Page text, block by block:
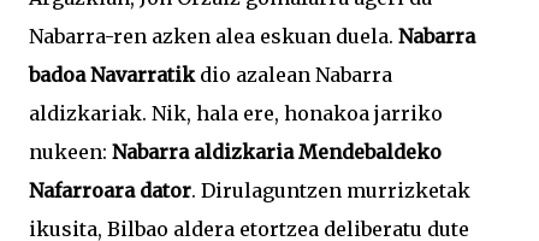
Nabarra-ren azken alea eskuan duela. Nabarra
badoa Navarratikdio azalean Nabarra
aldizkariak. Nik, hala ere, honakoa jarriko
nukeen: Nabarra aldizkaria Mendebaldeko
Nafarroara dator. Dirulaguntzen murrizketak
ikusita, Bilbao aldera etortzea deliberatu dute